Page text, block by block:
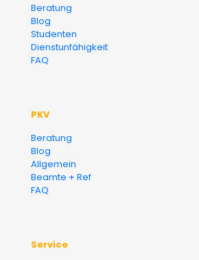
Beratung
Blog
Studenten
Dienstunfähigkeit
FAQ
PKV
Beratung
Blog
Allgemein
Beamte + Ref
FAQ
Service